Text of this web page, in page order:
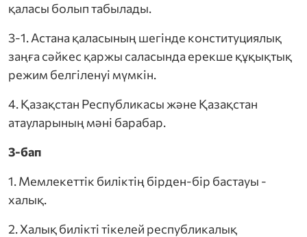
саласындағы қызметкерлерінің
қаласы болып табылады.
3-1. Астана қаласының шегінде конституциялық
заңға сәйкес қаржы саласында ерекше құқықтық
режим белгіленуі мүмкін.
4. Қазақстан Республикасы және Қазақстан
атауларының мәні барабар.
3-бап
1. Мемлекеттік биліктің бірден-бір бастауы -
халық.
2. Халық билікті тікелей республикалық